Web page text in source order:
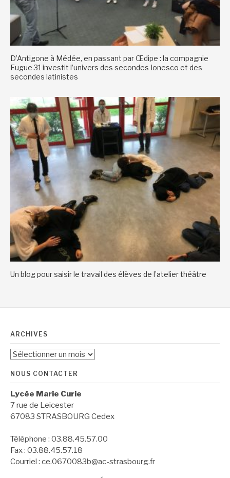
D’Antigone à Médée, en passant par Œdipe : la compagnie
Fugue 31 investit l’univers des secondes Ionesco et des
secondes latinistes
Un blog pour saisir le travail des élèves de l’atelier théâtre
ARCHIVES
Archives
NOUS CONTACTER
Lycée Marie Curie
7 rue de Leicester
67083 STRASBOURG Cedex
Téléphone : 03.88.45.57.00
Fax : 03.88.45.57.18
Courriel : ce.0670083b@ac-strasbourg.fr